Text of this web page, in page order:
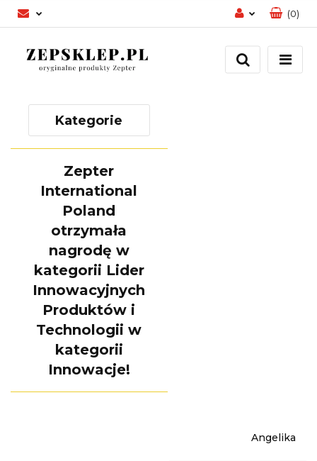
Zaloguj się
Zarejestruj się
(0)
Kategorie
Zepter
International
Poland
otrzymała
nagrodę w
kategorii Lider
Innowacyjnych
Produktów i
Technologii w
kategorii
Innowacje!
Angelika